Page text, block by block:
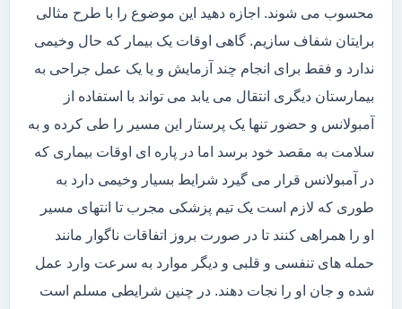
محسوب می شوند. اجازه دهید این موضوع را با طرح مثالی
برایتان شفاف سازیم. گاهی اوقات یک بیمار که حال وخیمی
ندارد و فقط برای انجام چند آزمایش و یا یک عمل جراحی به
بیمارستان دیگری انتقال می یابد می تواند با استفاده از
آمبولانس و حضور تنها یک پرستار این مسیر را طی کرده و به
سلامت به مقصد خود برسد اما در پاره ای اوقات بیماری که
در آمبولانس قرار می گیرد شرایط بسیار وخیمی دارد به
طوری که لازم است یک تیم پزشکی مجرب تا انتهای مسیر
او را همراهی کنند تا در صورت بروز اتفاقات ناگوار مانند
حمله های تنفسی و قلبی و دیگر موارد به سرعت وارد عمل
شده و جان او را نجات دهند. در چنین شرایطی مسلم است